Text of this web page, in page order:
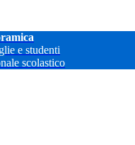
e studenti
scolastico